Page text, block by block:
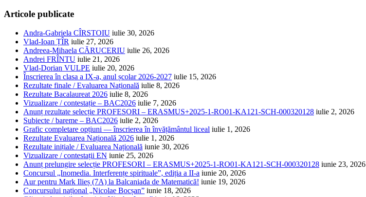
Articole publicate
Andra-Gabriela CÎRSTOIU iulie 30, 2026
Vlad-Ioan ȚÎR iulie 27, 2026
Andreea-Mihaela CĂRUCERIU iulie 26, 2026
Andrei FRÎNTU iulie 21, 2026
Vlad-Dorian VULPE iulie 20, 2026
Înscrierea în clasa a IX-a, anul școlar 2026-2027 iulie 15, 2026
Rezultate finale / Evaluarea Națională iulie 8, 2026
Rezultate Bacalaureat 2026 iulie 8, 2026
Vizualizare / contestație – BAC2026 iulie 7, 2026
Anunț rezultate selecție PROFESORI – ERASMUS+2025-1-RO01-KA121-SCH-000320128 iulie 2, 2026
Subiecte / bareme – BAC2026 iulie 2, 2026
Grafic completare opțiuni — înscrierea în învățământul liceal iulie 1, 2026
Rezultate Evaluarea Națională 2026 iulie 1, 2026
Rezultate inițiale / Evaluarea Națională iunie 30, 2026
Vizualizare / contestații EN iunie 25, 2026
Anunț prelungire selecție PROFESORI – ERASMUS+2025-1-RO01-KA121-SCH-000320128 iunie 23, 2026
Concursul „Inomedia. Interferențe spirituale”, ediția a II-a iunie 20, 2026
Aur pentru Mark Ilieș (7A) la Balcaniada de Matematică! iunie 19, 2026
Concursului național „Nicolae Bocșan” iunie 18, 2026